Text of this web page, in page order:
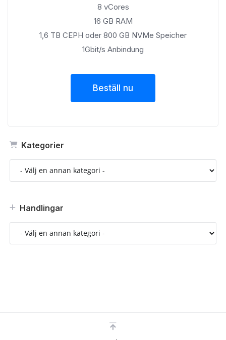
Kategorier
Handlingar
8 vCores
16 GB RAM
1,6 TB CEPH oder 800 GB NVMe Speicher
1Gbit/s Anbindung
Beställ nu